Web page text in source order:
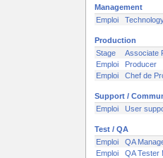
Management
Emploi
Production
Stage
Associate
Emploi
Producer
Emploi
Chef de
Support /
Emploi
User
Test / QA
Emploi
QA
Emploi
QA Tester